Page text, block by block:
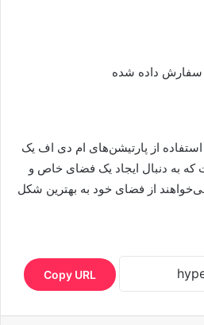
از پارتیشن‌های ام دی اف یک
که به دنبال ایجاد یک فضای خاص و
از فضای خود به بهترین شکل
Copy URL